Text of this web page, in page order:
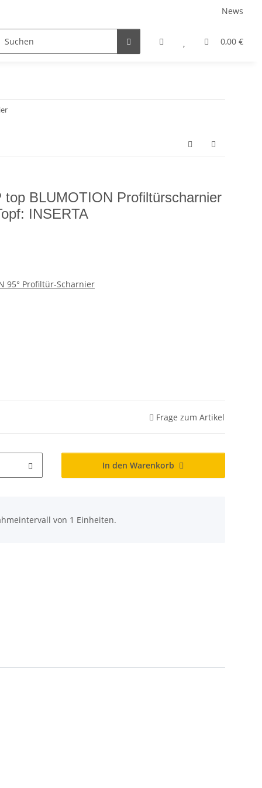
News
0,00 €
Auszugsysteme
top BLUMOTION Profiltürscharnier
INSERTA
95° Profiltür-Scharnier
Frage zum Artikel
In den Warenkorb
von 1 Einheiten.